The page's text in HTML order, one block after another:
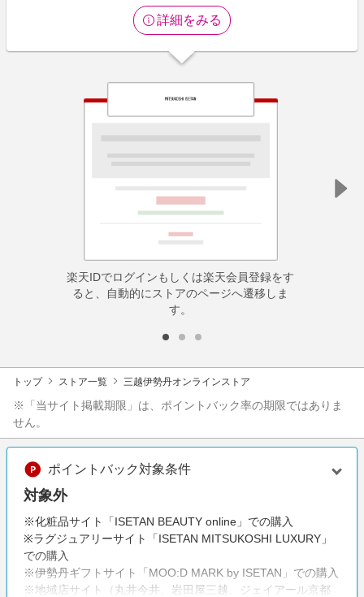
ビジネス・その他サービス
週末の高還元 夏の長期版
詳細をみる
楽天IDでログインもしくは楽天会員登録をす
ると、自動的にストアのページへ遷移しま
す。
トップ ストア一覧 三越伊勢丹オンラインストア
※「当サイト掲載期限」は、ポイントバック率の期限ではありま
せん。
ポイントバック対象条件
対象外
※化粧品サイト「ISETAN BEAUTY online」での購入
※ラグジュアリーサイト「ISETAN MITSUKOSHI LUXURY」
での購入
※伊勢丹ギフトサイト「MOO:D MARK by ISETAN」での購入
※地域店サイト（丸井今井、岩田屋三越、ジェイアール京都